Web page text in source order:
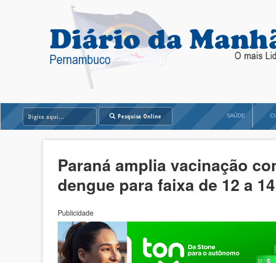
Pesquisa Online SAÚDE
Paraná amplia vacinação
dengue para faixa de 12 a
Publicidade